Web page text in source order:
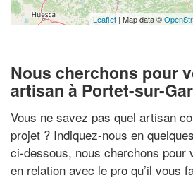
Leaflet | Map data ©
Nous cherchons pour
artisan à Portet-sur-
Vous ne savez pas quel artisan
projet ? Indiquez-nous en
ci-dessous, nous cherchons pour
en relation avec le pro qu’il vous